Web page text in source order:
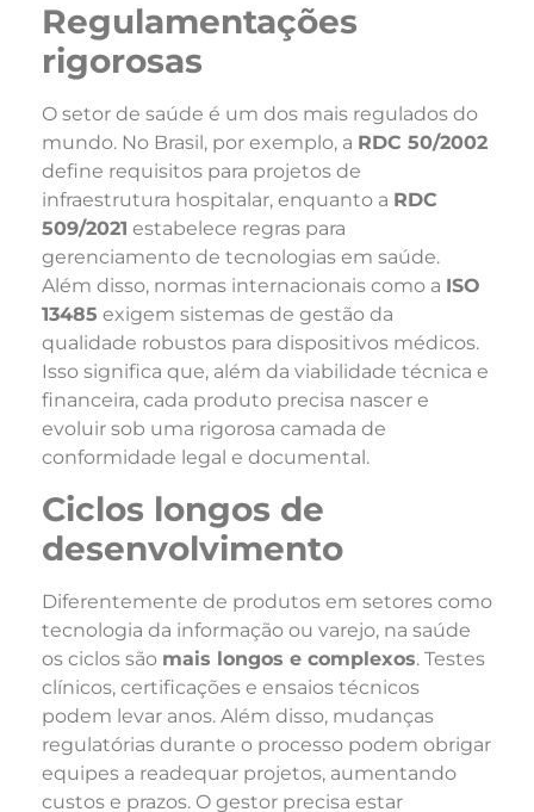
Regulamentações
rigorosas
O setor de saúde é um dos mais regulados do
mundo. No Brasil, por exemplo, a RDC 50/2002
define requisitos para projetos de
infraestrutura hospitalar, enquanto a RDC
509/2021 estabelece regras para
gerenciamento de tecnologias em saúde.
Além disso, normas internacionais como a ISO
13485 exigem sistemas de gestão da
qualidade robustos para dispositivos médicos.
Isso significa que, além da viabilidade técnica e
financeira, cada produto precisa nascer e
evoluir sob uma rigorosa camada de
conformidade legal e documental.
Ciclos longos de
desenvolvimento
Diferentemente de produtos em setores como
tecnologia da informação ou varejo, na saúde
os ciclos são mais longos e complexos. Testes
clínicos, certificações e ensaios técnicos
podem levar anos. Além disso, mudanças
regulatórias durante o processo podem obrigar
equipes a readequar projetos, aumentando
custos e prazos. O gestor precisa estar